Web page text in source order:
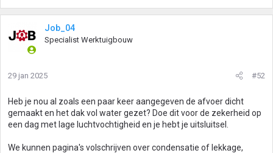
Job_04
Specialist Werktuigbouw
29 jan 2025 #52
Heb je nou al zoals een paar keer aangegeven de afvoer dicht
gemaakt en het dak vol water gezet? Doe dit voor de zekerheid op
een dag met lage luchtvochtigheid en je hebt je uitsluitsel.
We kunnen pagina's volschrijven over condensatie of lekkage,